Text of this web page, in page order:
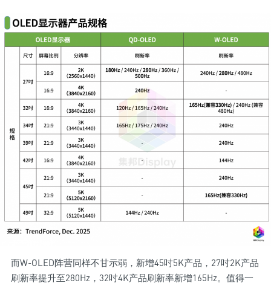
而W-OLED阵营同样不甘示弱，新增45吋5K产品，27吋2K产品
刷新率提升至280Hz，32吋4K产品刷新率新增165Hz。值得一